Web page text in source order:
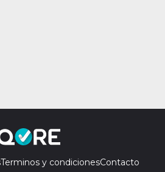
Terminos y condicionesContacto